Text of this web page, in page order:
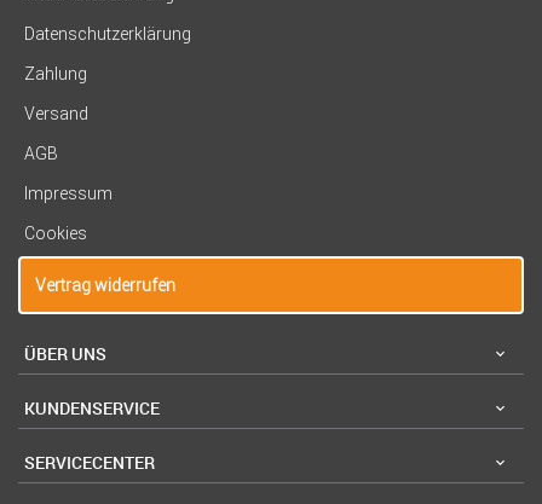
Datenschutzerklärung
Zahlung
Versand
AGB
Impressum
Cookies
Vertrag widerrufen
ÜBER UNS
KUNDENSERVICE
SERVICECENTER